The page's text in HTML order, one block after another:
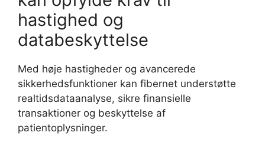
hastighed og
databeskyttelse
Med høje hastigheder og avancerede
sikkerhedsfunktioner kan fibernet understøtte
realtidsdataanalyse, sikre finansielle
transaktioner og beskyttelse af
patientoplysninger.